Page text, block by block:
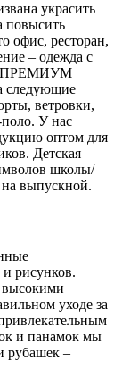
украсить
повысить
офис, ресторан,
– одежда с
ПРЕМИУМ
следующие
ветровки,
У нас
оптом для
Детская
школы/
выпускной.
рисунков.
высокими
уходе за
и панамок мы
рубашек –